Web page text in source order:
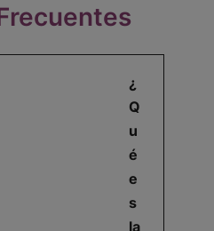
¿
Q
u
é
e
s
la